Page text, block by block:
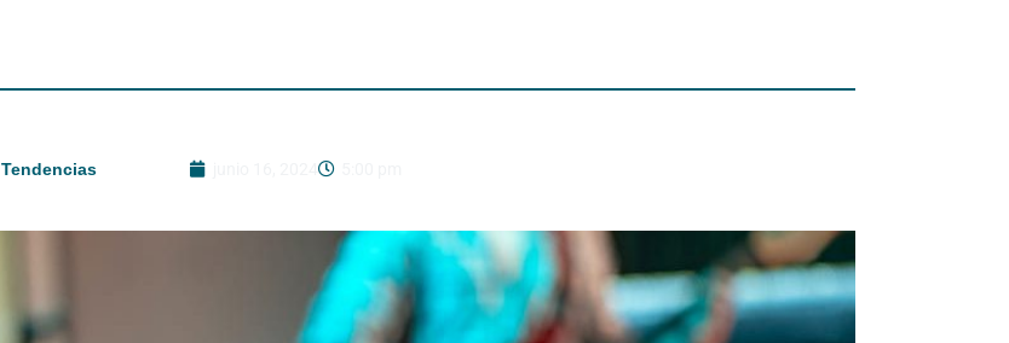
Tendencias